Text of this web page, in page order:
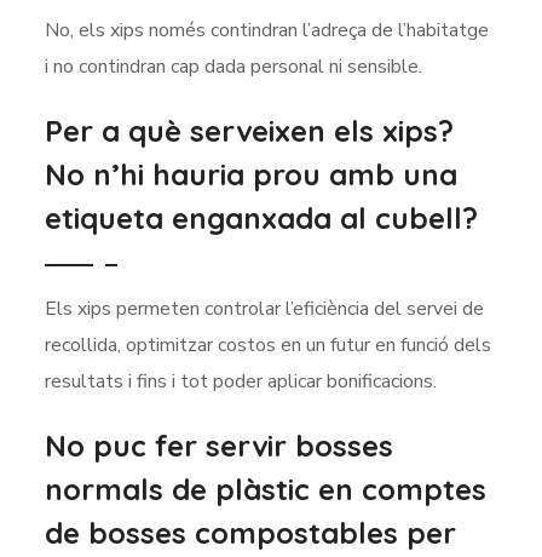
No, els xips només contindran l’adreça de l’habitatge
i no contindran cap dada personal ni sensible.
Per a què serveixen els xips?
No n’hi hauria prou amb una
etiqueta enganxada al cubell?
Els xips permeten controlar l’eficiència del servei de
recollida, optimitzar costos en un futur en funció dels
resultats i fins i tot poder aplicar bonificacions.
No puc fer servir bosses
normals de plàstic en comptes
de bosses compostables per